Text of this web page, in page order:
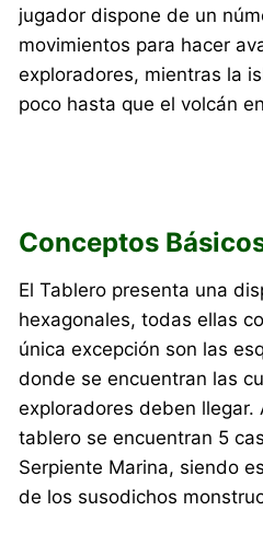
jugador dispone de un
movimientos para hacer
exploradores, mientras la
poco hasta que el volcán
Conceptos
El Tablero presenta una
hexagonales, todas ellas
única excepción son las
donde se encuentran las
exploradores deben llegar.
tablero se encuentran 5
Serpiente Marina, siendo
de los susodichos